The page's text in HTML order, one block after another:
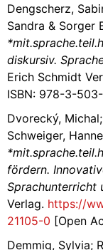
Dengscherz,
Sandra & Sorger
diskursiv.
Erich Schmidt
ISBN: 978-3-
Dvorecký,
Schweiger,
fördern.
Sprachunterricht
Verlag. https://
21105-0 [Open
Demmig, Sylvia;